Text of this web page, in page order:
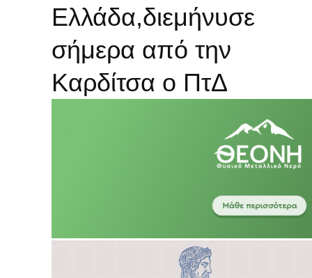
Ελλάδα,διεμήνυσε
σήμερα από την
Καρδίτσα ο ΠτΔ